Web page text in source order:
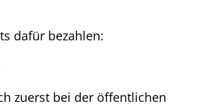
dafür bezahlen:
zuerst bei der öffentlichen